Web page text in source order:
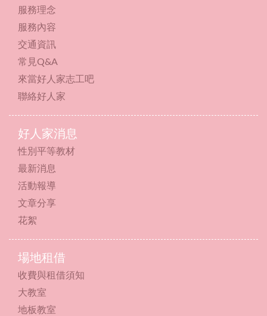
服務理念
服務內容
交通資訊
常見Q&A
來當好人家志工吧
聯絡好人家
好人家消息
性別平等教材
最新消息
活動報導
文章分享
花絮
場地租借
收費與租借須知
大教室
地板教室